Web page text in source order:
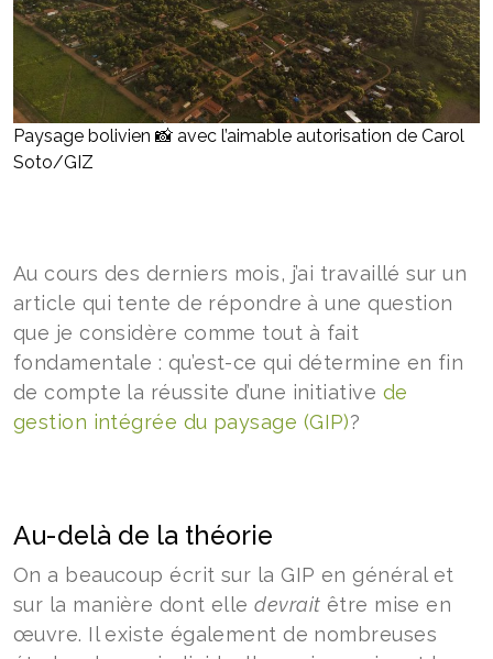
Paysage bolivien 📸 avec l’aimable autorisation de Carol
Soto/GIZ
Au cours des derniers mois, j’ai travaillé sur un
article qui tente de répondre à une question
que je considère comme tout à fait
fondamentale : qu’est-ce qui détermine en fin
de compte la réussite d’une initiative de
gestion intégrée du paysage (GIP)?
Au-delà de la théorie
On a beaucoup écrit sur la GIP en général et
sur la manière dont elledevrait être mise en
œuvre. Il existe également de nombreuses